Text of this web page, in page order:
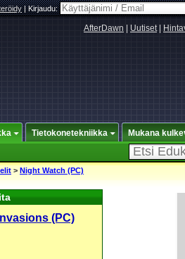
|Kirjaudu:
AfterDawn Uutiset|
Tietokonetekniikka Mukana
> Night Watch (PC)
(PC)